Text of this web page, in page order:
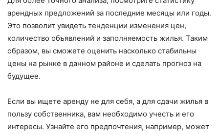
арендных предложений за последние месяцы или годы.
Это позволит увидеть тенденции изменения цен,
количество объявлений и заполняемость жилья. Таким
образом, вы сможете оценить насколько стабильны
цены на рынке в данном районе и сделать прогноз на
будущее.
Если вы ищете аренду не для себя, а для сдачи жилья в
пользу собственника, вам необходимо учесть и его
интересы. Узнайте его предпочтения, например, может